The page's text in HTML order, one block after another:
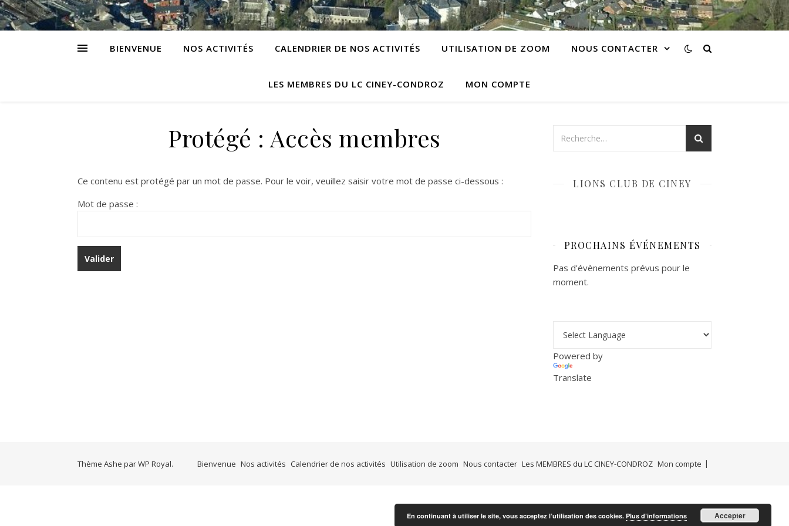
BIENVENUE NOS ACTIVITÉS CALENDRIER DE NOS ACTIVITÉS UTILISATION DE ZOOM NOUS CONTACTER
LES MEMBRES DU LC CINEY-CONDROZ MON COMPTE
Protégé : Accès membres
Ce contenu est protégé par un mot de passe. Pour le voir, veuillez saisir votre mot de passe ci-dessous :
Mot de passe :
LIONS CLUB DE CINEY
PROCHAINS ÉVÉNEMENTS
Pas d'évènements prévus pour le
moment.
Powered by
Translate
Bienvenue Nos activités Calendrier de nos activités Utilisation de zoom Nous contacter Les MEMBRES du LC CINEY-CONDROZ Mon compte
Thème Ashe parWP Royal.
En continuant à utiliser le site, vous acceptez l’utilisation des cookies. Plus d’informations Accepter